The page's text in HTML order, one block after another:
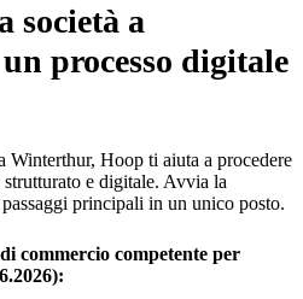
società a
processo digitale
Winterthur, Hoop ti aiuta a procedere
e digitale. Avvia la
principali in un unico posto.
commercio competente per